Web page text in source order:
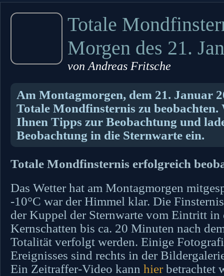
Totale
Morgen des 21.
von Andreas Fritsche
Am Montagmorgen, dem 21. Januar
Totale Mondfinsternis zu beobachten.
Ihnen Tipps zur Beobachtung und
Beobachtung in die Sternwarte ein.
Totale Mondfinsternis erfolgreich
Das Wetter hat am Montagmorgen
-10°C war der Himmel klar. Die
der Kuppel der Sternwarte vom Eintritt in
Kernschatten bis ca. 20 Minuten nach
Totalität verfolgt werden. Einige
Ereignisses sind rechts in der
Ein Zeitraffer-Video kann hier betrachtet